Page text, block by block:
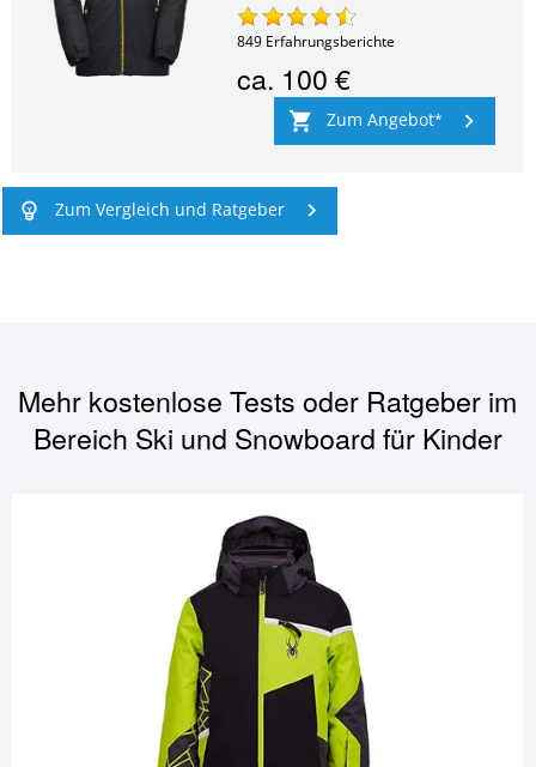
849 Erfahrungsberichte
ca. 100 €
Zum Angebot
Zum Vergleich und Ratgeber
Mehr kostenlose Tests oder Ratgeber im
Bereich Ski und Snowboard für Kinder